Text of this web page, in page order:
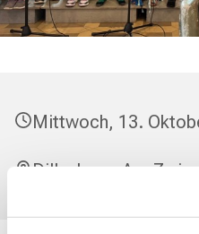
Mittwoch, 13.
Dillenburg, Am